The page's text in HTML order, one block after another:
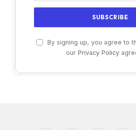
By signing up, you agree to
our Privacy Policy